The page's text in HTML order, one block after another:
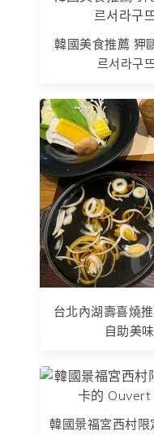
韓國美食推薦 狎
르서라구
台北內湖壽喜燒
自助美
韓國景福宮西村